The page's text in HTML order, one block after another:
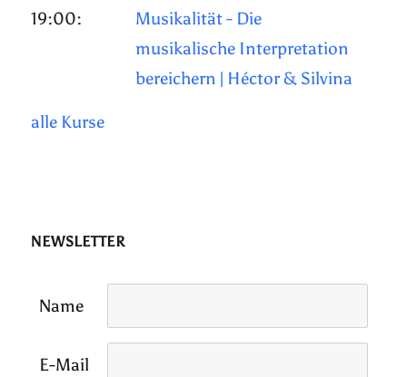
19:00:
Musikalität - Die
musikalische Interpretation
bereichern | Héctor & Silvina
alle Kurse
NEWSLETTER
Name
E-Mail